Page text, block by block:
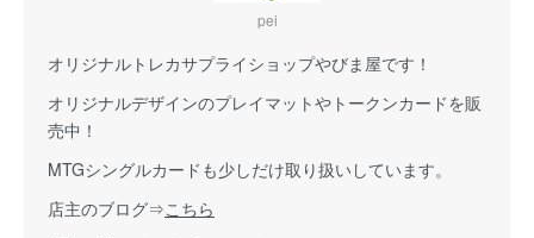
pei
オリジナルトレカサプライショップやびま屋です！
オリジナルデザインのプレイマットやトークンカードを販
売中！
MTGシングルカードも少しだけ取り扱いしています。
店主のブログ⇒こちら